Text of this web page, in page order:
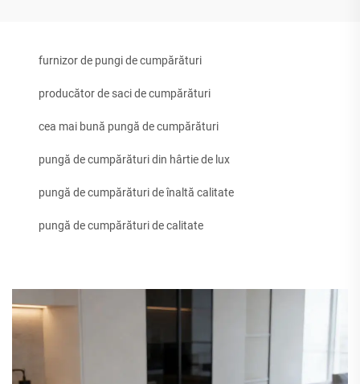
furnizor de pungi de cumpărături
producător de saci de cumpărături
cea mai bună pungă de cumpărături
pungă de cumpărături din hârtie de lux
pungă de cumpărături de înaltă calitate
pungă de cumpărături de calitate